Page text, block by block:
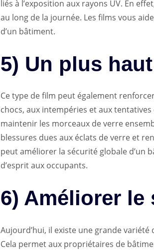
liés à l’exposition aux rayons UV. En
au long de la journée. Les films vous
d’un bâtiment.
5) Un plus
Ce type de film peut également
chocs, aux intempéries et aux
maintenir les morceaux de verre
blessures dues aux éclats de verre et
peut améliorer la sécurité globale
d’esprit aux occupants.
6) Améliorer
Aujourd’hui, il existe une grande
Cela permet aux propriétaires de